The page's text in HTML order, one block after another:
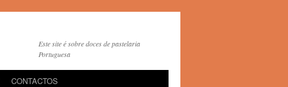
Este site é sobre doces de pastelaria
Portuguesa
CONTACTOS